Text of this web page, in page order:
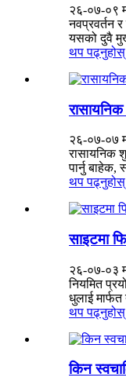
२६-०७-०९
नवप्रवर्तन
यसको दुवै
थप पढ्नुहोस्
२६-०७-०७
रासायनिक
पार्नु बाहेक,
थप पढ्नुहोस्
साइटमा
२६-०७-०३
नियमित
धुलाई मार्फत
थप पढ्नुहोस्
किन